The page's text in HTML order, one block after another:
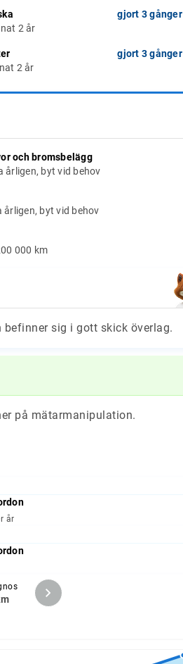
2 år
gjort 3 gånger
2 år
gjort 3 gånger
och bromsbelägg
årligen, byt vid behov
årligen, byt vid behov
000 km
sig i gott skick överlag.
på mätarmanipulation.
år